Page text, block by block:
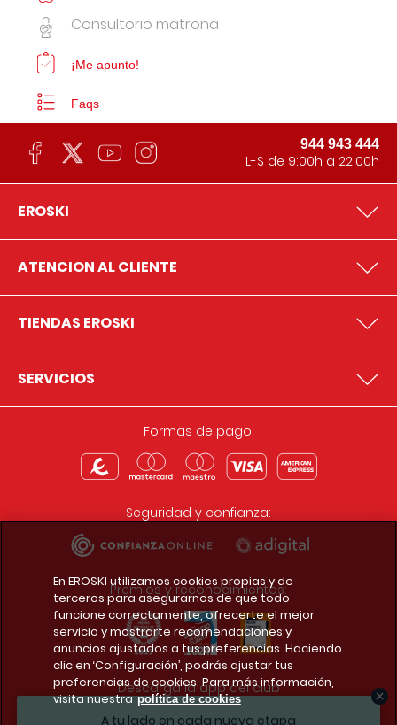
A tu lado en cada nueva etapa
Consultorio matrona
¡Me apunto!
Faqs
944 943 444
L-S de 9:00h a 22:00h
EROSKI
ATENCION AL CLIENTE
TIENDAS EROSKI
SERVICIOS
Formas de pago:
Seguridad y confianza:
Premios y reconocimientos:
Descarga la app del club
En EROSKI utilizamos cookies propias y de
terceros para asegurarnos de que todo
funcione correctamente, ofrecerte el mejor
servicio y mostrarte recomendaciones y
anuncios ajustados a tus preferencias. Haciendo
clic en ‘Configuración’, podrás ajustar tus
preferencias de cookies. Para más información,
visita nuestra política de cookies